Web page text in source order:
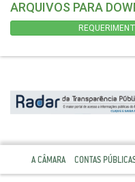
ARQUIVOS PARA
A CÂMARA CONTAS